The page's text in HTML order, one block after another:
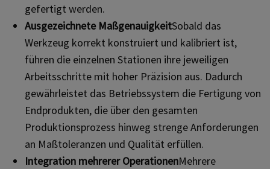
gefertigt werden.
Ausgezeichnete MaßgenauigkeitSobald das
Werkzeug korrekt konstruiert und kalibriert ist,
führen die einzelnen Stationen ihre jeweiligen
Arbeitsschritte mit hoher Präzision aus. Dadurch
gewährleistet das Betriebssystem die Fertigung von
Endprodukten, die über den gesamten
Produktionsprozess hinweg strenge Anforderungen
an Maßtoleranzen und Qualität erfüllen.
Integration mehrerer OperationenMehrere